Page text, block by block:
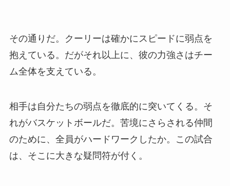
その通りだ。クーリーは確かにスピードに弱点を
抱えている。だがそれ以上に、彼の力強さはチー
ム全体を支えている。
相手は自分たちの弱点を徹底的に突いてくる。そ
れがバスケットボールだ。苦境にさらされる仲間
のために、全員がハードワークしたか。この試合
は、そこに大きな疑問符が付く。